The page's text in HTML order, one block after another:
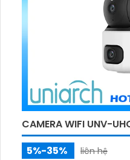
CAMERA WIFI UNV-
5%-35%
liên hệ